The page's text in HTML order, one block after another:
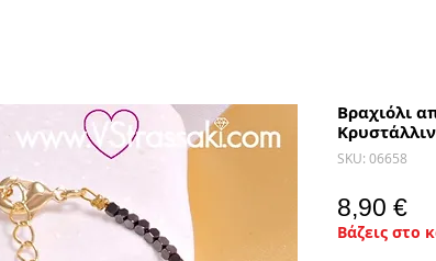
Βραχιόλι
SKU: 06658
8,90 €
Βάζεις στο